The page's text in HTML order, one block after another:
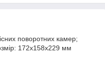
поворотних камер;
172х158х229 мм